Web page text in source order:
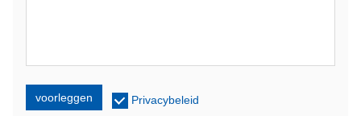
voorleggen Privacybeleid